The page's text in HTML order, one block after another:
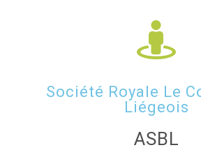
Société Royale Le
Liégeois
ASBL